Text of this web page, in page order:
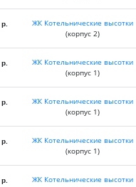
р.
ЖК Котельнические высотки
(корпус 2)
р.
ЖК Котельнические высотки
(корпус 1)
р.
ЖК Котельнические высотки
(корпус 1)
р.
ЖК Котельнические высотки
(корпус 1)
р.
ЖК Котельнические высотки